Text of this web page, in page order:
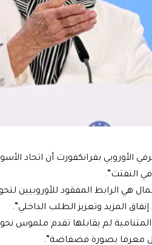
الأوروبي بفرانكفورت أن اتحاد
التفتت”.
هي الرابط المفقود للأوروبيين
المزيد وتعزيز الطلب الداخلي”.
لم يقابلها تقدم ملموس نحو
معرفا بصورة فضفاضة”.